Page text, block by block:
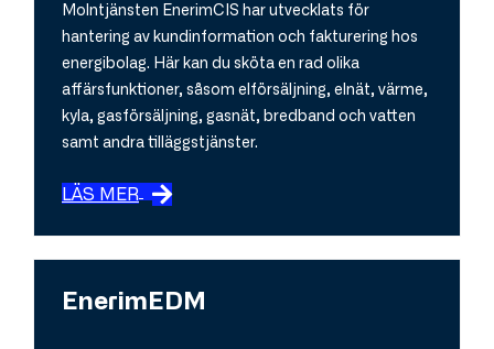
Molntjänsten EnerimCIS har utvecklats för
hantering av kundinformation och fakturering hos
energibolag. Här kan du sköta en rad olika
affärsfunktioner, såsom elförsäljning, elnät, värme,
kyla, gasförsäljning, gasnät, bredband och vatten
samt andra tilläggstjänster.
LÄS MER
EnerimEDM